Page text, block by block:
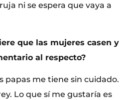
ni se espera que vaya a
que las mujeres casen y
al respecto?
papas me tiene sin cuidado.
Lo que sí me gustaría es